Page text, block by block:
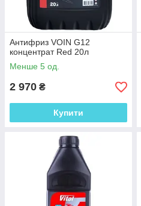
Антифриз VOIN G12
концентрат Red 20л
Менше 5 од.
2 970 ₴
Купити